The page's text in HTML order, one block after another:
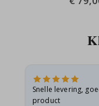
Price
Snelle levering,
product